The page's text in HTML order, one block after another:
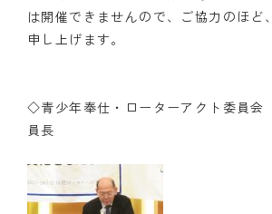
は開催できませんので、ご協力のほど
申し上げます。
◇青少年奉仕・ローターアクト委員
員長